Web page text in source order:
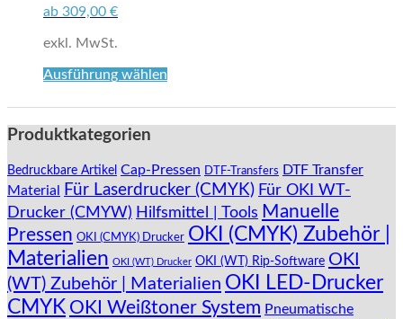
auf
der
ab 309,00 €
exkl. MwSt.
Ausführung wählen
weist
mehrere
Die
Optionen
können
der
Produktseite
gewählt
werden
Produktkategorien
Bedruckbare Artikel Cap-Pressen DTF-Transfers
DTF Transfer
Material
Für Laserdrucker (CMYK) Für OKI WT-
Drucker (CMYW) Hilfsmittel | Tools Manuelle
Pressen OKI (CMYK) Drucker OKI (CMYK) Zubehör |
Materialien OKI (WT) Drucker OKI (WT) Rip-Software OKI
(WT) Zubehör | Materialien OKI LED-Drucker
CMYK OKI Weißtoner System Pneumatische